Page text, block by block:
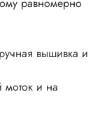
равномерно
вышивка и
и на